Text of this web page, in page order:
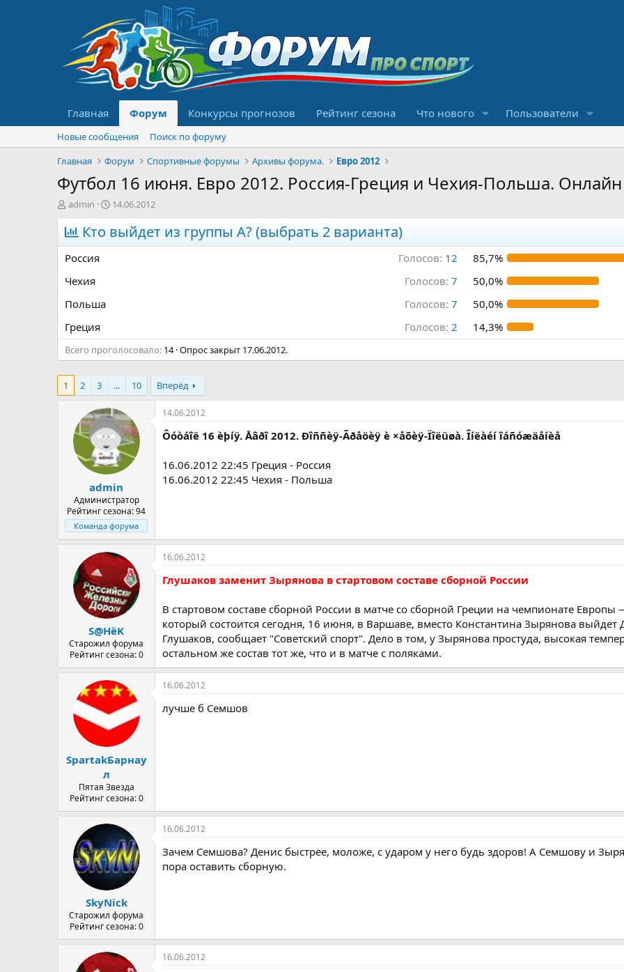
Главная Форум Конкурсы прогнозов Рейтинг сезона Что нового Пользователи
Новые сообщения
Поиск по форуму
Главная
Форум Спортивные форумы Архивы форума. Евро 2012
Футбол 16 июня. Евро 2012. Россия-Греция и Чехия-Польша.
А
в
т
о
р
е
ы
admin
Д
а
т
а
14.06.2012
Кто выйдет из группы A? (выбрать 2 варианта)
Россия Голосов: 12
85,7%
Чехия
Голосов: 7
50,0%
Польша
Голосов: 7
50,0%
Греция
Голосов: 2 14,3%
Всего проголосовало 14 Опрос закрыт 17.06.2012.
1 2 3 ... 10 Вперёд
admin
Администратор
Рейтинг сезона: 94
Команда форума
14.06.2012
Ôóòáîë 16 èþíÿ. Åâðî 2012. Ðîññèÿ-Ãðåöèÿ è ×åõèÿ-Ïîëüøà. Îíëàéí îáñóæäåíèå
16.06.2012 22:45 Греция - Россия
16.06.2012 22:45 Чехия - Польша
S@HёK
Старожил форума
Рейтинг сезона: 0
16.06.2012
Глушаков заменит Зырянова в стартовом составе сборной России
В стартовом составе сборной России в матче со сборной Греции на чемпионате Европы
который состоится сегодня, 16 июня, в Варшаве, вместо Константина Зырянова выйдет
Глушаков, сообщает "Советский спорт". Дело в том, у Зырянова простуда, высокая
остальном же состав тот же, что и в матче с поляками.
SpartakБарнау
л
Пятая Звезда
Рейтинг сезона: 0
16.06.2012
лучше б Семшов
SkyNick
Старожил форума
Рейтинг сезона: 0
16.06.2012
Зачем Семшова? Денис быстрее, моложе, с ударом у него будь здоров! А Семшову и
пора оставить сборную.
16.06.2012